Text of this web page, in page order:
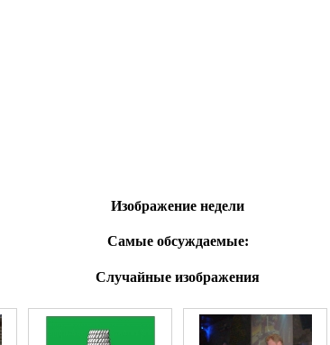
Изображение недели
Самые обсуждаемые:
Случайные изображения